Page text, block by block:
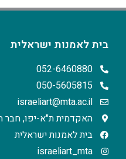
בית לאמנות ישראלית
052-6460880
050-5605815
israeliart@mta.ac.il
האקדמית ת"א-יפו, חבר
בית לאמנות ישראלית
israeliart_mta